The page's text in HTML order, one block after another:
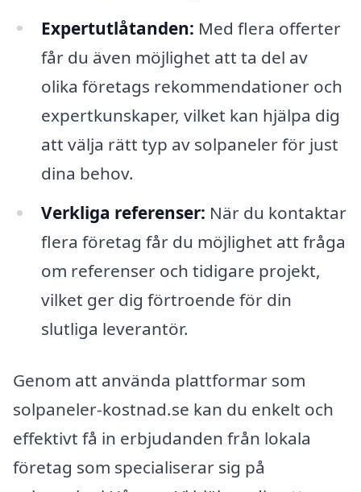
Expertutlåtanden: Med flera offerter
får du även möjlighet att ta del av
olika företags rekommendationer och
expertkunskaper, vilket kan hjälpa dig
att välja rätt typ av solpaneler för just
dina behov.
Verkliga referenser: När du kontaktar
flera företag får du möjlighet att fråga
om referenser och tidigare projekt,
vilket ger dig förtroende för din
slutliga leverantör.
Genom att använda plattformar som
solpaneler-kostnad.se kan du enkelt och
effektivt få in erbjudanden från lokala
företag som specialiserar sig på